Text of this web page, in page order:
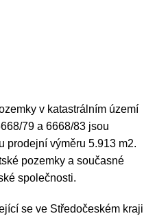
v katastrálním území
79 a 6668/83 jsou
prodejní výměru 5.913 m2.
pozemky a současné
společnosti.
se ve Středočeském kraji